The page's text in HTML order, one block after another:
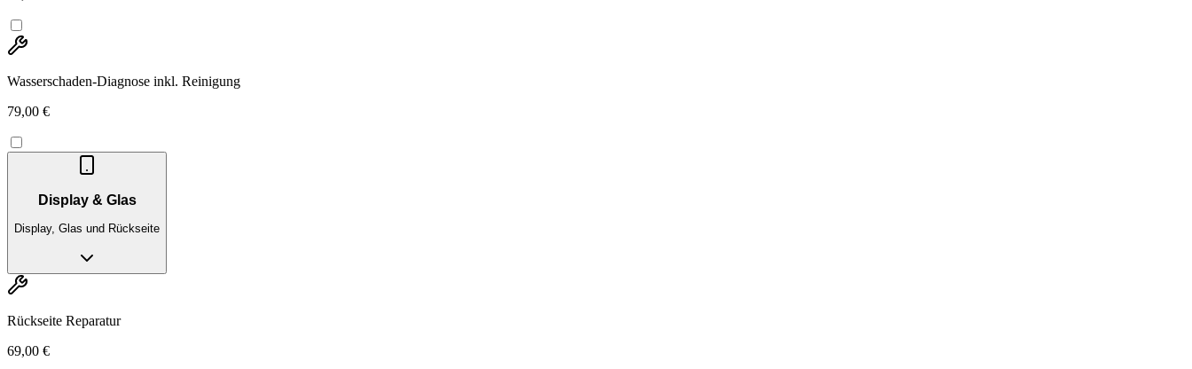
Wasserschaden-Diagnose inkl. Reinigung
79,00 €
Display & Glas
Display, Glas und Rückseite
Rückseite Reparatur
69,00 €